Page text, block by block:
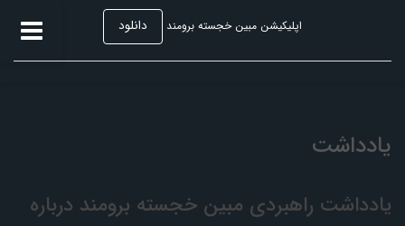
اپلیکیشن مبین خجسته برومند دانلود
یادداشت
یادداشت راهبردی مبین خجسته‌ برومند درباره